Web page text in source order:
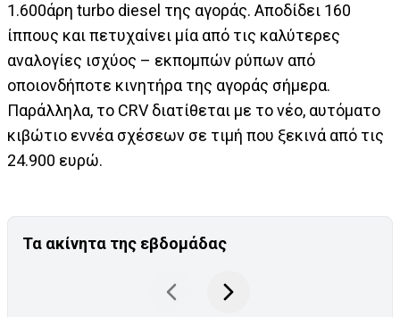
1.600άρη turbo diesel της αγοράς. Αποδίδει 160
ίππους και πετυχαίνει μία από τις καλύτερες
αναλογίες ισχύος – εκπομπών ρύπων από
οποιονδήποτε κινητήρα της αγοράς σήμερα.
Παράλληλα, το CRV διατίθεται με το νέο, αυτόματο
κιβώτιο εννέα σχέσεων σε τιμή που ξεκινά από τις
24.900 ευρώ.
Τα ακίνητα της εβδομάδας